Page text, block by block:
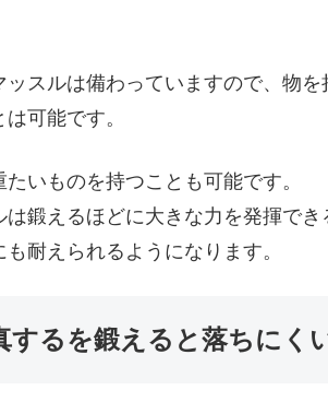
スルは備わっていますので、物を
可能です。
いものを持つことも可能です。
鍛えるほどに大きな力を発揮でき
耐えられるようになります。
するを鍛えると落ちにく